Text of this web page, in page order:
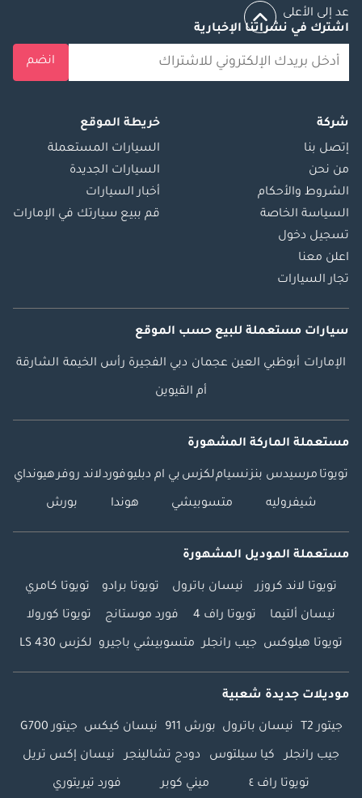
عد إلى الأعلى
اشترك في نشراتنا الإخبارية
انضم
شركة
إتصل بنا
من نحن
الشروط والأحكام
السياسة الخاصة
تسجيل دخول
اعلن معنا
تجار السيارات
خريطة الموقع
السيارات المستعملة
السيارات الجديدة
أخبار السيارات
قم ببيع سيارتك في الإمارات
سيارات مستعملة للبيع حسب الموقع
الإمارات أبوظبي العين عجمان دبي الفجيرة رأس الخيمة الشارقة
أم القيوين
مستعملة الماركة المشهورة
تويوتا مرسيدس بنزنسياملكزس بي ام دبليوفوردلاند روفرهيونداي
شيفروليه متسوبيشي هوندا بورش
مستعملة الموديل المشهورة
تويوتا لاند كروزر نيسان باترول تويوتا برادو تويوتا كامري
نيسان ألتيما تويوتا راف 4 فورد موستانج تويوتا كورولا
تويوتا هيلوكس جيب رانجلر متسوبيشي باجيرو لكزس LS 430
موديلات جديدة شعبية
جيتور T2 نيسان باترول بورش 911 نيسان كيكس جيتور G700
جيب رانجلر كيا سيلتوس دودج تشالينجر نيسان إكس تريل
تويوتا راف ٤ ميني كوبر فورد تيريتوري